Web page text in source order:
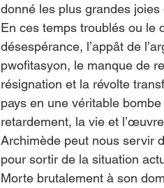
donné les plus grandes joies
En ces temps troublés ou le
désespérance, l’appât de
pwofitasyon, le manque de
résignation et la révolte
pays en une véritable bombe
retardement, la vie et
Archimède peut nous servir
pour sortir de la situation
Morte brutalement à son